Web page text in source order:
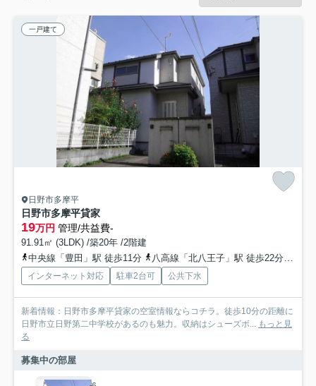
一戸建て
日野市多摩平
日野市多摩平貸家
19万円 管理/共益費-
91.91㎡ (3LDK) /築20年 /2階建
中央線「豊田」駅 徒歩11分
八高線「北八王子」駅 徒歩22分
インターネット対応 駐車2台可 公共下水
新着情報：日野市多摩平貸家の空室情報ならコチラ。徒歩10分の距離に
日野市立日野第二中学校があるのも魅力。収納はシューズボ... もっと見
る
募集中の部屋